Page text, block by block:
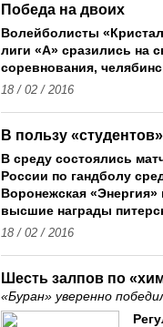
Победа на двоих
Волейболисты
лиги «А» сразились на
соревнования,
18 / 02 / 2016
В пользу «студентов»
В среду состоялись
России по гандболу
Воронежская
высшие награды
18 / 02 / 2016
Шесть залпов по
«Буран» уверенно